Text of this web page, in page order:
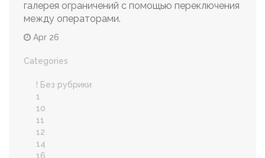
галерея ограничений с помощью переключения
между операторами.
Apr 26
Categories
! Без рубрики
1
10
11
12
14
16